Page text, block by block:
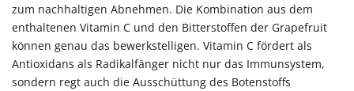
zum nachhaltigen Abnehmen. Die Kombination aus dem
enthaltenen Vitamin C und den Bitterstoffen der Grapefruit
können genau das bewerkstelligen. Vitamin C fördert als
Antioxidans als Radikalfänger nicht nur das Immunsystem,
sondern regt auch die Ausschüttung des Botenstoffs